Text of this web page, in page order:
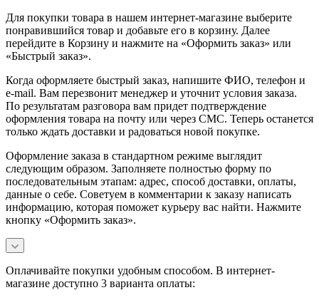
Для покупки товара в нашем интернет-магазине выберите
понравившийся товар и добавьте его в корзину. Далее
перейдите в Корзину и нажмите на «Оформить заказ» или
«Быстрый заказ».
Когда оформляете быстрый заказ, напишите ФИО, телефон и
e-mail. Вам перезвонит менеджер и уточнит условия заказа.
По результатам разговора вам придет подтверждение
оформления товара на почту или через СМС. Теперь останется
только ждать доставки и радоваться новой покупке.
Оформление заказа в стандартном режиме выглядит
следующим образом. Заполняете полностью форму по
последовательным этапам: адрес, способ доставки, оплаты,
данные о себе. Советуем в комментарии к заказу написать
информацию, которая поможет курьеру вас найти. Нажмите
кнопку «Оформить заказ».
Оплачивайте покупки удобным способом. В интернет-
магазине доступно 3 варианта оплаты: